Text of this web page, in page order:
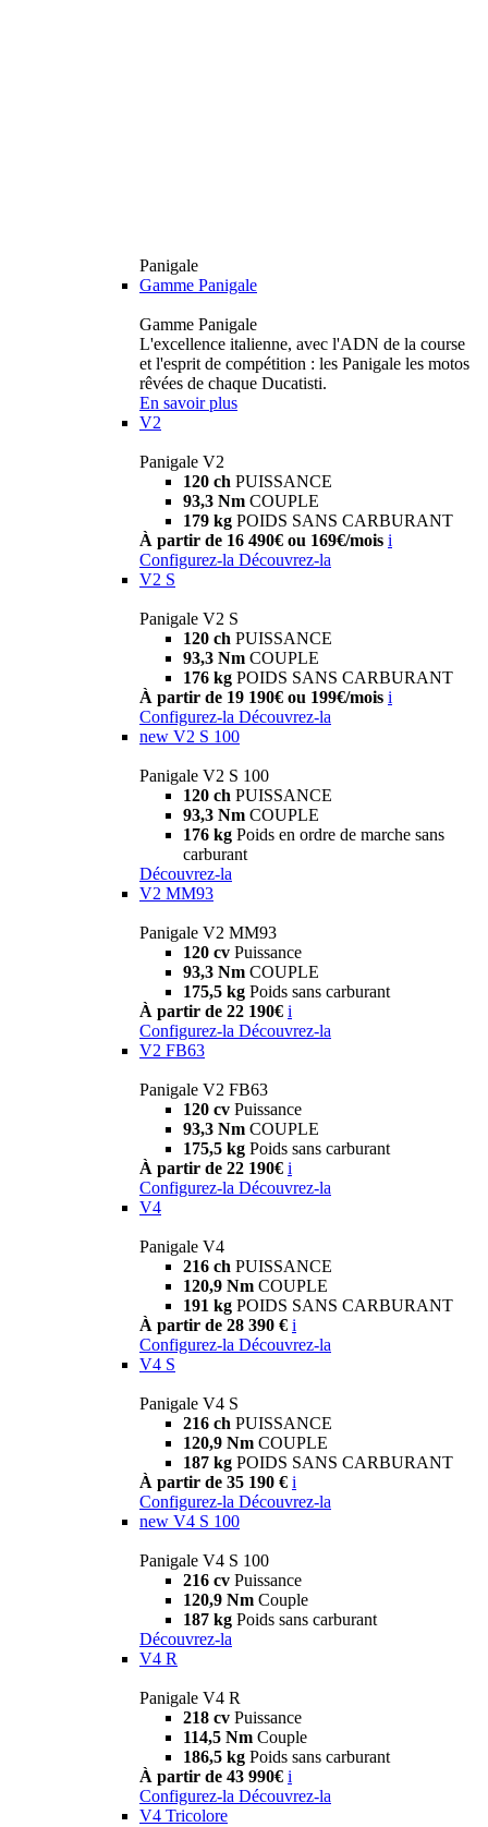
Panigale
Gamme Panigale
Gamme Panigale
L'excellence italienne, avec l'ADN de la course
et l'esprit de compétition : les Panigale les motos
rêvées de chaque Ducatisti.
En savoir plus
V2
Panigale V2
120 ch PUISSANCE
93,3 Nm COUPLE
179 kg POIDS SANS CARBURANT
À partir de 16 490€ ou 169€/mois i
Configurez-la Découvrez-la
V2 S
Panigale V2 S
120 ch PUISSANCE
93,3 Nm COUPLE
176 kg POIDS SANS CARBURANT
À partir de 19 190€ ou 199€/mois i
Configurez-la Découvrez-la
new V2 S 100
Panigale V2 S 100
120 ch PUISSANCE
93,3 Nm COUPLE
176 kg Poids en ordre de marche sans
carburant
Découvrez-la
V2 MM93
Panigale V2 MM93
120 cv Puissance
93,3 Nm COUPLE
175,5 kg Poids sans carburant
À partir de 22 190€ i
Configurez-la Découvrez-la
V2 FB63
Panigale V2 FB63
120 cv Puissance
93,3 Nm COUPLE
175,5 kg Poids sans carburant
À partir de 22 190€ i
Configurez-la Découvrez-la
V4
Panigale V4
216 ch PUISSANCE
120,9 Nm COUPLE
191 kg POIDS SANS CARBURANT
À partir de 28 390 € i
Configurez-la Découvrez-la
V4 S
Panigale V4 S
216 ch PUISSANCE
120,9 Nm COUPLE
187 kg POIDS SANS CARBURANT
À partir de 35 190 € i
Configurez-la Découvrez-la
new V4 S 100
Panigale V4 S 100
216 cv Puissance
120,9 Nm Couple
187 kg Poids sans carburant
Découvrez-la
V4 R
Panigale V4 R
218 cv Puissance
114,5 Nm Couple
186,5 kg Poids sans carburant
À partir de 43 990€ i
Configurez-la Découvrez-la
V4 Tricolore